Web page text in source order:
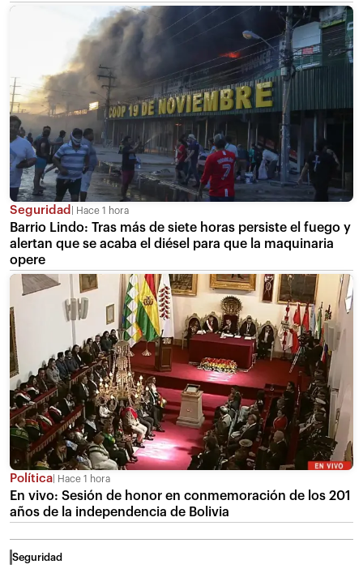
Seguridad Hace 1 hora
Barrio Lindo: Tras más de siete horas persiste el fuego y
alertan que se acaba el diésel para que la maquinaria
opere
Política Hace 1 hora
En vivo: Sesión de honor en conmemoración de los 201
años de la independencia de Bolivia
Seguridad